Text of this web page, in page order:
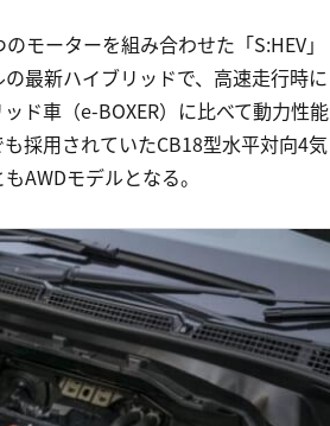
モーターを組み合わせた「S:HEV」
最新ハイブリッドで、高速走行時に
ド車（e-BOXER）に比べて動力性能
採用されていたCB18型水平対向4気
AWDモデルとなる。